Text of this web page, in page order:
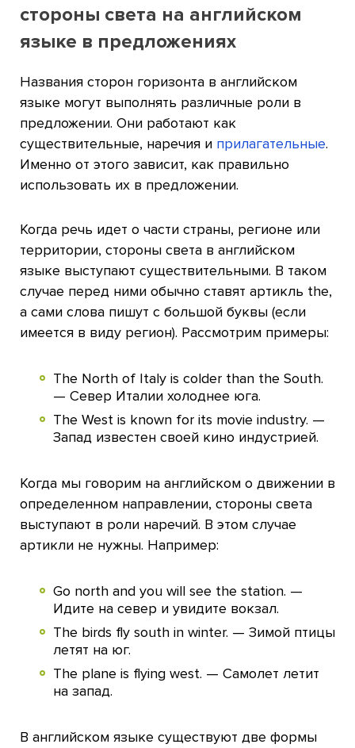
стороны света на английском
языке в предложениях
Названия сторон горизонта в английском
языке могут выполнять различные роли в
предложении. Они работают как
существительные, наречия и прилагательные.
Именно от этого зависит, как правильно
использовать их в предложении.
Когда речь идет о части страны, регионе или
территории, стороны света в английском
языке выступают существительными. В таком
случае перед ними обычно ставят артикль the,
а сами слова пишут с большой буквы (если
имеется в виду регион). Рассмотрим примеры:
The North of Italy is colder than the South.
— Север Италии холоднее юга.
The West is known for its movie industry. —
Запад известен своей кино индустрией.
Когда мы говорим на английском о движении в
определенном направлении, стороны света
выступают в роли наречий. В этом случае
артикли не нужны. Например:
Go north and you will see the station. —
Идите на север и увидите вокзал.
The birds fly south in winter. — Зимой птицы
летят на юг.
The plane is flying west. — Самолет летит
на запад.
В английском языке существуют две формы